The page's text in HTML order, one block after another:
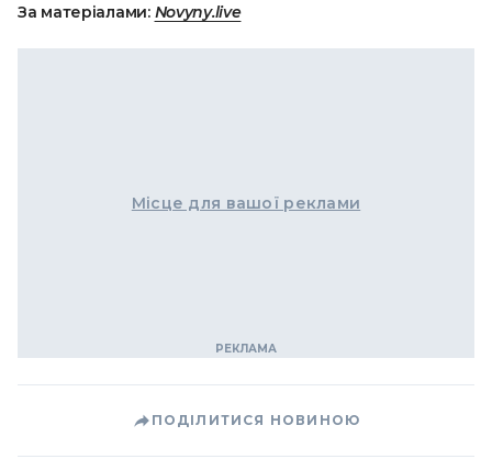
За матеріалами: Novyny.live
Місце для вашої реклами
ПОДІЛИТИСЯ НОВИНОЮ